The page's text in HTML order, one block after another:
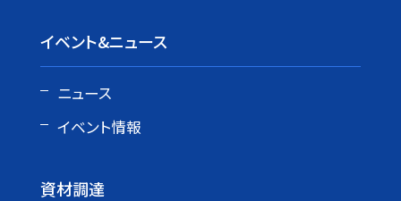
イベント&ニュース
ニュース
イベント情報
資材調達